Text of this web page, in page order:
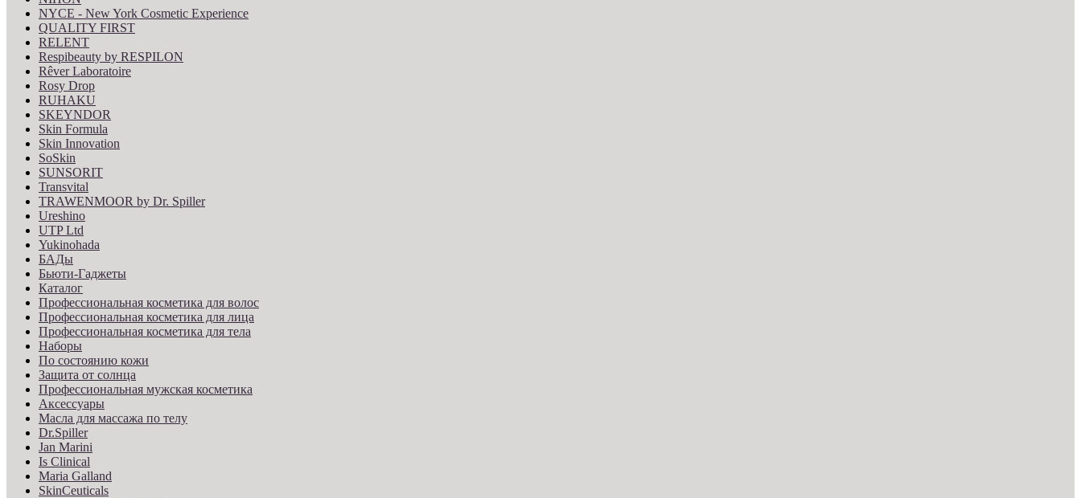
NYCE - New York Cosmetic Experience
QUALITY FIRST
RELENT
Respibeauty by RESPILON
Rêver Laboratoire
Rosy Drop
RUHAKU
SKEYNDOR
Skin Formula
Skin Innovation
SoSkin
SUNSORIT
Transvital
TRAWENMOOR by Dr. Spiller
Ureshino
UTP Ltd
Yukinohada
БАДы
Бьюти-Гаджеты
Каталог
Профессиональная косметика для волос
Профессиональная косметика для лица
Профессиональная косметика для тела
Наборы
По состоянию кожи
Защита от солнца
Профессиональная мужская косметика
Аксессуары
Масла для массажа по телу
Dr.Spiller
Jan Marini
Is Clinical
Maria Galland
SkinCeuticals